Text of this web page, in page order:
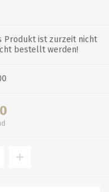
Produkt ist zurzeit nicht
bestellt werden!